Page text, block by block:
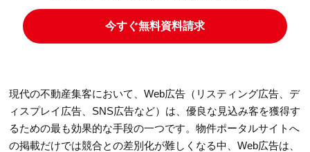
今すぐ無料資料請求
現代の不動産集客において、Web広告（リスティング広告、デ
ィスプレイ広告、SNS広告など）は、優良な見込み客を獲得す
るための最も効果的な手段の一つです。物件ポータルサイトへ
の掲載だけでは競合との差別化が難しくなる中、Web広告は、